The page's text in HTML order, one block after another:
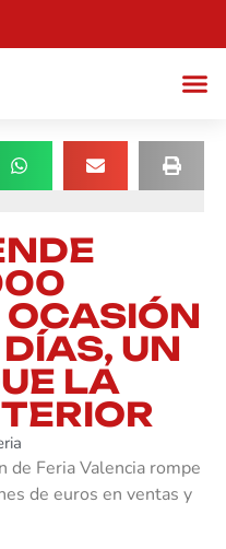
OCASIÓN
UN
LA
de Feria Valencia rompe
de euros en ventas y